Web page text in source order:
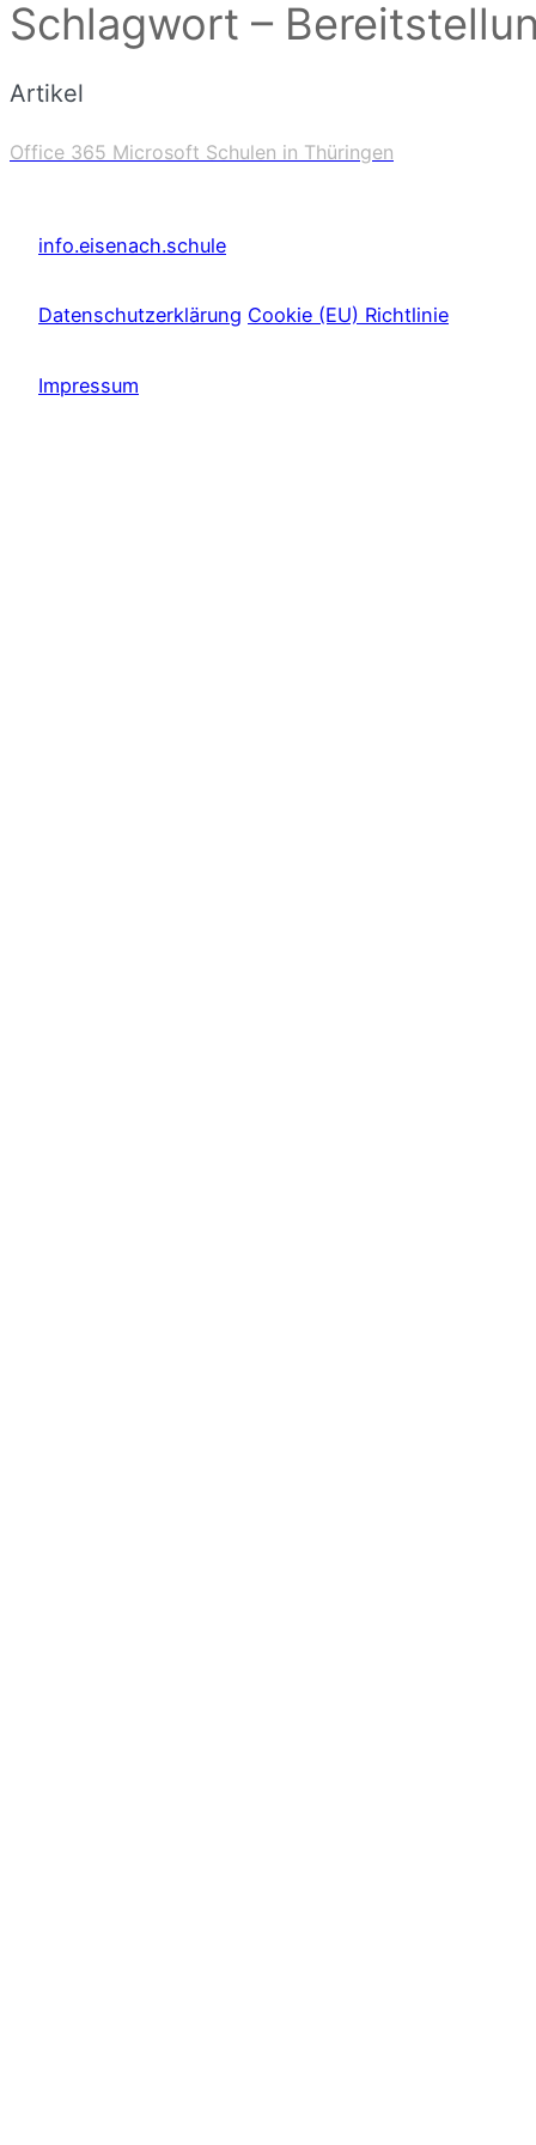
Schlagwort –
Artikel
Office 365 Microsoft Schulen in Thüringen
info.eisenach.schule
Datenschutzerklärung Cookie (EU) Richtlinie
Impressum